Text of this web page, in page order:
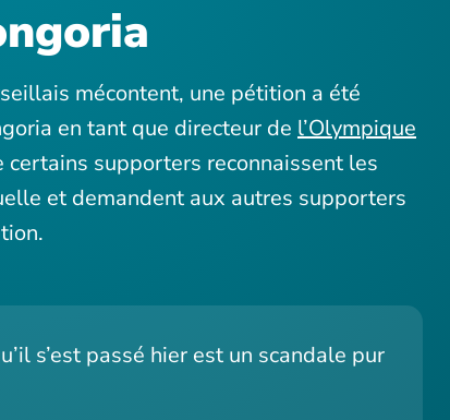
mécontent, une pétition a été
en tant que directeur de l’Olympique
supporters reconnaissent les
et demandent aux autres supporters
s’est passé hier est un scandale pur